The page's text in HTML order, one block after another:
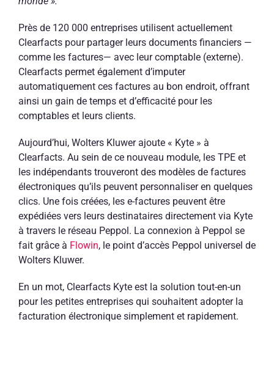
Près de 120 000 entreprises utilisent actuellement
Clearfacts pour partager leurs documents financiers —
comme les factures— avec leur comptable (externe).
Clearfacts permet également d’imputer
automatiquement ces factures au bon endroit, offrant
ainsi un gain de temps et d’efficacité pour les
comptables et leurs clients.
Aujourd’hui, Wolters Kluwer ajoute « Kyte » à
Clearfacts. Au sein de ce nouveau module, les TPE et
les indépendants trouveront des modèles de factures
électroniques qu’ils peuvent personnaliser en quelques
clics. Une fois créées, les e-factures peuvent être
expédiées vers leurs destinataires directement via Kyte
à travers le réseau Peppol. La connexion à Peppol se
fait grâce à Flowin, le point d’accès Peppol universel de
Wolters Kluwer.
En un mot, Clearfacts Kyte est la solution tout-en-un
pour les petites entreprises qui souhaitent adopter la
facturation électronique simplement et rapidement.